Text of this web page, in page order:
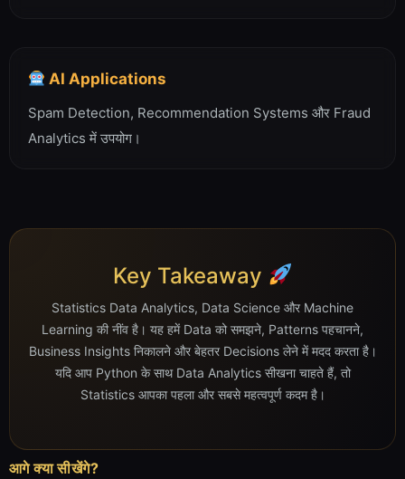
AI Applications
Spam Detection, Recommendation Systems और Fraud
Analytics में उपयोग।
Key Takeaway
Statistics Data Analytics, Data Science और Machine
Learning की नींव है। यह हमें Data को समझने, Patterns पहचानने,
Business Insights निकालने और बेहतर Decisions लेने में मदद करता है।
यदि आप Python के साथ Data Analytics सीखना चाहते हैं, तो
Statistics आपका पहला और सबसे महत्वपूर्ण कदम है।
आगे क्या सीखेंगे?